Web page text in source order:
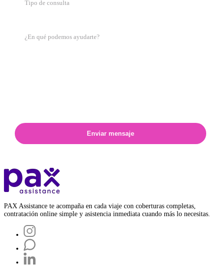
Tipo de consulta
Enviar mensaje
PAX Assistance te acompaña en cada viaje con coberturas completas,
contratación online simple y asistencia inmediata cuando más lo necesitas.